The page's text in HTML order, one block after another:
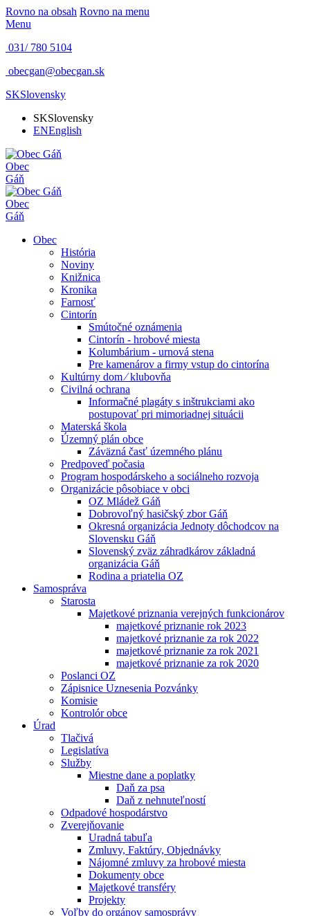
Rovno na obsah Rovno na menu
Menu
031/ 780 5104
obecgan@obecgan.sk
SKSlovensky
SKSlovensky
ENEnglish
Obec
Gáň
Obec
Gáň
Obec
História
Noviny
Knižnica
Kronika
Farnosť
Cintorín
Smútočné oznámenia
Cintorín - hrobové miesta
Kolumbárium - urnová stena
Pre kamenárov a firmy vstup do cintorína
Kultúrny dom ⁄ klubovňa
Civilná ochrana
Informačné plagáty s inštrukciami ako
postupovať pri mimoriadnej situácii
Materská škola
Územný plán obce
Záväzná časť územného plánu
Predpoveď počasia
Program hospodárskeho a sociálneho rozvoja
Organizácie pôsobiace v obci
OZ Mládež Gáň
Dobrovoľný hasičský zbor Gáň
Okresná organizácia Jednoty dôchodcov na
Slovensku Gáň
Slovenský zväz záhradkárov základná
organizácia Gáň
Rodina a priatelia OZ
Samospráva
Starosta
Majetkové priznania verejných funkcionárov
majetkové priznanie rok 2023
majetkové priznanie za rok 2022
majetkové priznanie za rok 2021
majetkové priznanie za rok 2020
Poslanci OZ
Zápisnice Uznesenia Pozvánky
Komisie
Kontrolór obce
Úrad
Tlačivá
Legislatíva
Služby
Miestne dane a poplatky
Daň za psa
Daň z nehnuteľností
Odpadové hospodárstvo
Zverejňovanie
Uradná tabuľa
Zmluvy, Faktúry, Objednávky
Nájomné zmluvy za hrobové miesta
Dokumenty obce
Majetkové transféry
Projekty
Voľby do orgánov samosprávy